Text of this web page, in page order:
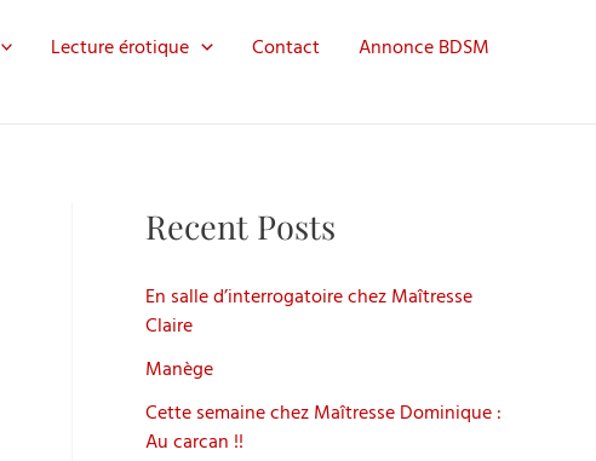
Lecture érotique Contact
Annonce BDSM
Recent Posts
En salle d’interrogatoire chez Maîtresse
Claire
Manège
Cette semaine chez Maîtresse Dominique :
Au carcan !!